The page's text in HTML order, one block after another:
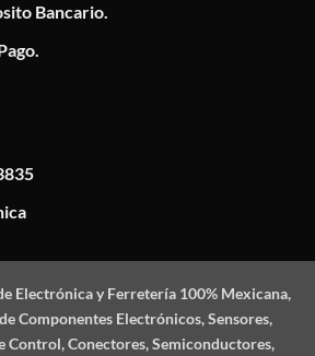
Bancario.
Electrónica y Ferretería 100% Mexicana,
Componentes Electrónicos, Sensores,
Control, Conectores, Semiconductores,